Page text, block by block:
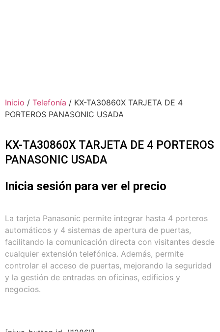
Inicio / Telefonía / KX-TA30860X TARJETA DE 4
PORTEROS PANASONIC USADA
KX-TA30860X TARJETA DE 4 PORTEROS
PANASONIC USADA
Inicia sesión para ver el precio
La tarjeta Panasonic permite integrar hasta 4 porteros
automáticos y 4 sistemas de apertura de puertas,
facilitando la comunicación directa con visitantes desde
cualquier extensión telefónica. Además, permite
controlar el acceso de puertas, mejorando la seguridad
y la gestión de entradas en oficinas, edificios y
negocios.